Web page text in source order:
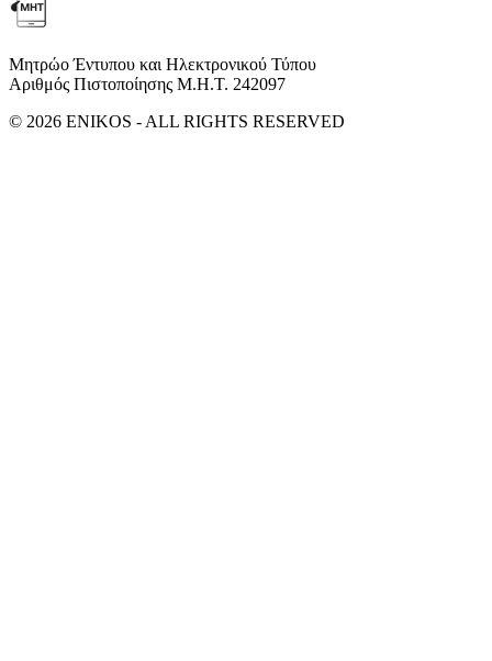
Μητρώο Έντυπου και Ηλεκτρονικού Τύπου
Αριθμός Πιστοποίησης Μ.Η.Τ. 242097
© 2026 ENIKOS - ALL RIGHTS RESERVED